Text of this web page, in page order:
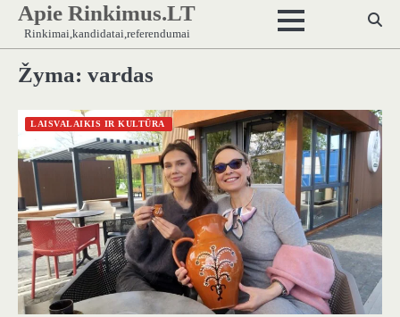
Skip
content
Apie Rinkimus.LT
Rinkimai,kandidatai,referendumai
Žyma: vardas
LAISVALAIKIS IR KULTŪRA